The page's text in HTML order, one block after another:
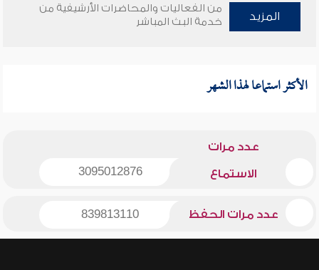
المزيد
من الفعاليات والمحاضرات الأرشيفية من
خدمة البث المباشر
الأكثر استماعا لهذا الشهر
عدد مرات
الاستماع 3095012876
عدد مرات الحفظ 839813110